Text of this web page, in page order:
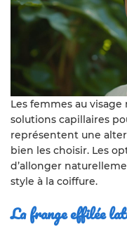
Les femmes au
solutions capillaires
représentent une
bien les choisir. Les
d’allonger
style à la coiffure.
La frange effilée